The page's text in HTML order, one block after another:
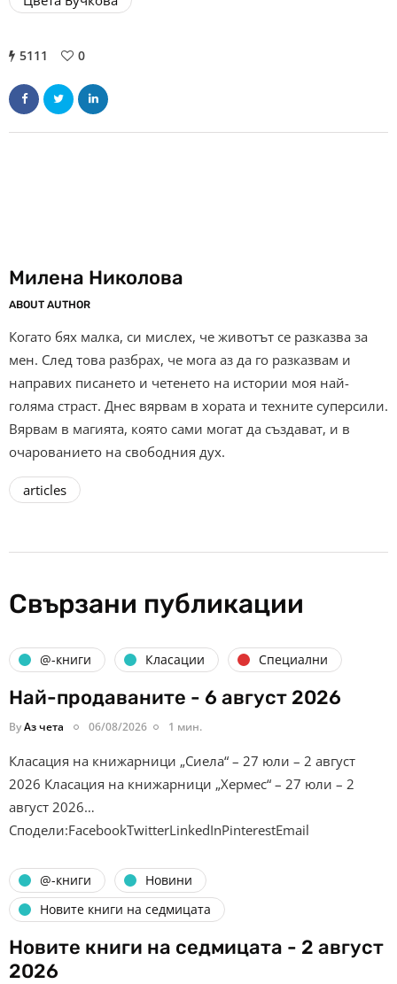
5111 0
Милена Николова
ABOUT AUTHOR
Когато бях малка, си мислех, че животът се разказва за
мен. След това разбрах, че мога аз да го разказвам и
направих писането и четенето на истории моя най-
голяма страст. Днес вярвам в хората и техните суперсили.
Вярвам в магията, която сами могат да създават, и в
очарованието на свободния дух.
articles
Свързани публикации
@-книги Класации Специални
Най-продаваните - 6 август 2026
ByАз чета 06/08/2026 1 мин.
Класация на книжарници „Сиела“ – 27 юли – 2 август
2026 Класация на книжарници „Хермес“ – 27 юли – 2
август 2026…
Сподели:FacebookTwitterLinkedInPinterestEmail
@-книги
Новини
Новите книги на седмицата
Новите книги на седмицата - 2 август
2026